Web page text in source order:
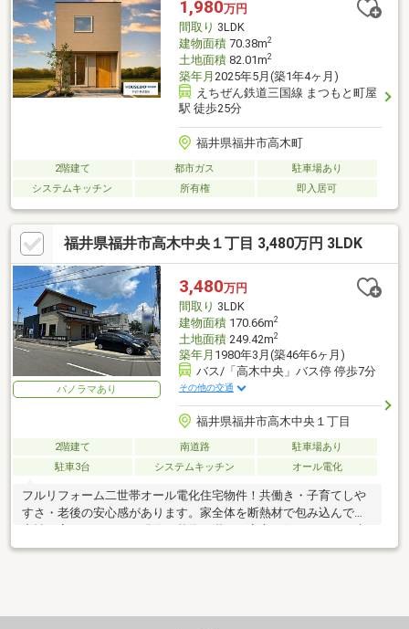
1,980万円
間取り 3LDK
建物面積70.38m2
土地面積82.01m2
築年月 2025年5月(築1年4ヶ月)
えちぜん鉄道三国線 まつもと町屋
駅 徒歩25分
福井県福井市高木町
2階建て 都市ガス
駐車場あり
システムキッチン
所有権 即入居可
福井県福井市高木中央１丁目 3,480万円 3LDK
パノラマあり
3,480万円
間取り 3LDK
建物面積170.66m2
土地面積249.42m2
築年月 1980年3月(築46年6ヶ月)
バス/「高木中央」バス停 停歩7分
その他の交通
福井県福井市高木中央１丁目
2階建て 南道路
駐車場あり
駐車3台
システムキッチン オール電化
フルリフォーム二世帯オール電化住宅物件！共働き・子育てしや
すさ・老後の安心感があります。家全体を断熱材で包み込んで気
させています。